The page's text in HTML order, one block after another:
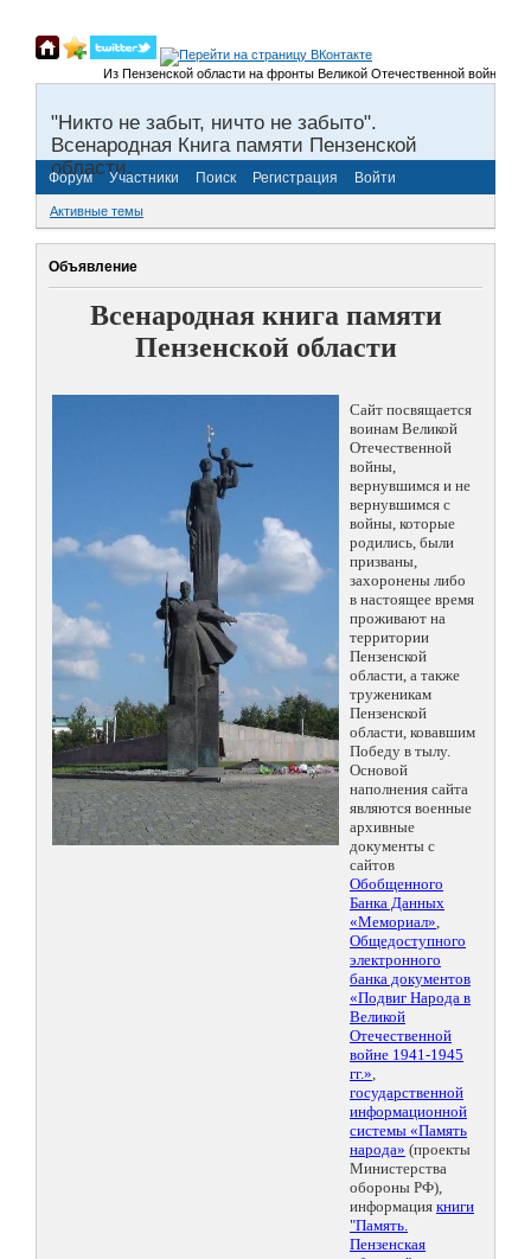
Из Пензенской области на фронты Великой Отечественной войны было
"Никто не забыт, ничто не забыто".
Всенародная Книга памяти Пензенской
области.
Форум Участники Поиск Регистрация Войти
Активные темы
Объявление
Всенародная книга памяти
Пензенской области
Сайт посвящается
воинам Великой
Отечественной
войны,
вернувшимся и не
вернувшимся с
войны, которые
родились, были
призваны,
захоронены либо
в настоящее время
проживают на
территории
Пензенской
области, а также
труженикам
Пензенской
области, ковавшим
Победу в тылу.
Основой
наполнения сайта
являются военные
архивные
документы с
сайтов
Обобщенного
Банка Данных
«Мемориал»,
Общедоступного
электронного
банка документов
«Подвиг Народа в
Великой
Отечественной
войне 1941-1945
гг.»,
государственной
информационной
системы «Память
народа» (проекты
Министерства
обороны РФ),
информация книги
"Память.
Пензенская